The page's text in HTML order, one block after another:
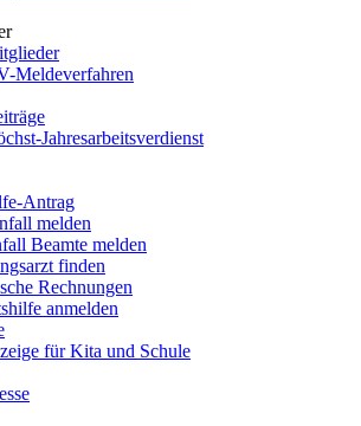
Meldeverfahren
Jahresarbeitsverdienst
Antrag
melden
Beamte melden
finden
Rechnungen
anmelden
für Kita und Schule